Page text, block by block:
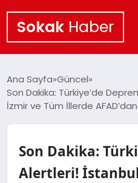
Sokak Haber
EKONOMI
Ana Sayfa Güncel
Son Dakika: Türkiye’de
İzmir ve Tüm İllerde
Son Dakika:
Alertleri!